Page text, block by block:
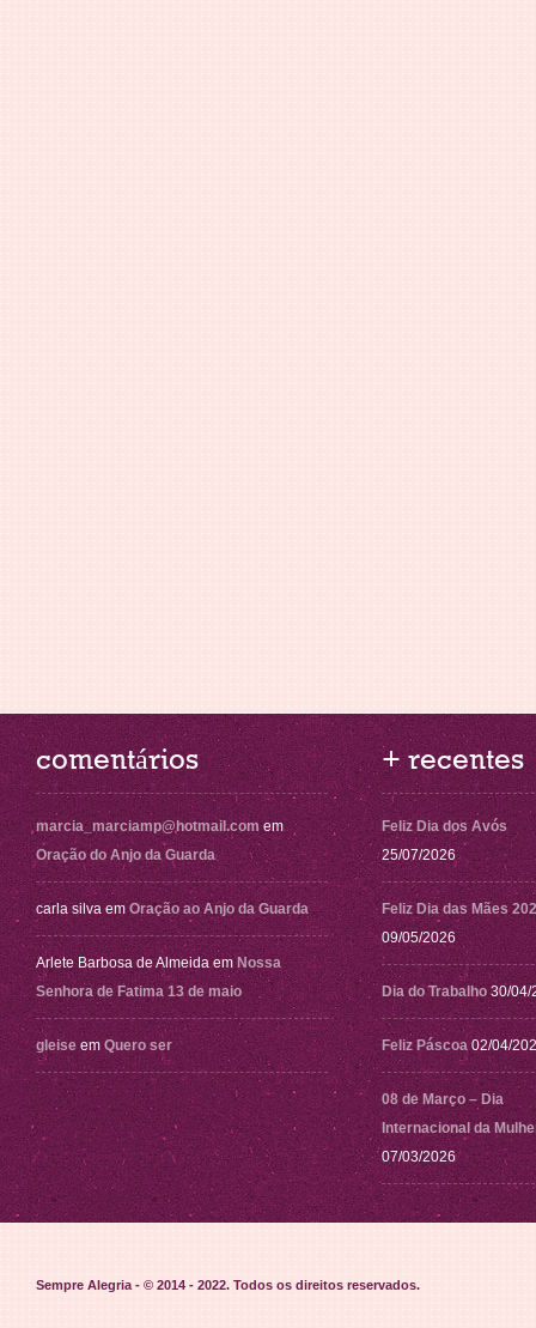
comentários
marcia_marciamp@hotmail.com em
Oração do Anjo da Guarda
carla silva em Oração ao Anjo da Guarda
Arlete Barbosa de Almeida em Nossa
Senhora de Fatima 13 de maio
gleise em Quero ser
+ recentes
Feliz Dia dos Avós
25/07/2026
Feliz Dia das Mães
09/05/2026
Dia do Trabalho 30/04/
Feliz Páscoa 02/04/
08 de Março – Dia
Internacional da
07/03/2026
Sempre Alegria - © 2014 - 2022. Todos os direitos reservados.